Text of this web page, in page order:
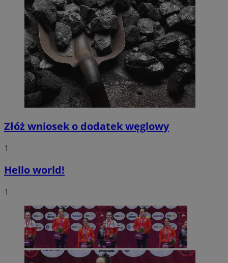
Złóż wniosek o dodatek węglowy
1
Hello world!
1